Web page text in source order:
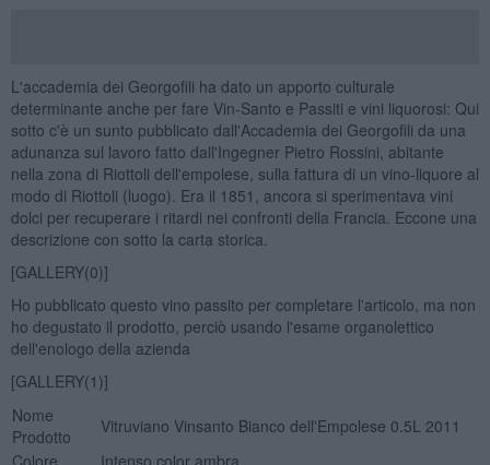
L'accademia dei Georgofili ha dato un apporto culturale
determinante anche per fare Vin-Santo e Passiti e vini liquorosi: Qui
sotto c'è un sunto pubblicato dall'Accademia dei Georgofili da una
adunanza sul lavoro fatto dall'Ingegner Pietro Rossini, abitante
nella zona di Riottoli dell'empolese, sulla fattura di un vino-liquore al
modo di Riottoli (luogo). Era il 1851, ancora si sperimentava vini
dolci per recuperare i ritardi nei confronti della Francia. Eccone una
descrizione con sotto la carta storica.
[GALLERY(0)]
Ho pubblicato questo vino passito per completare l'articolo, ma non
ho degustato il prodotto, perciò usando l'esame organolettico
dell'enologo della azienda
[GALLERY(1)]
Nome
Prodotto
Vitruviano Vinsanto Bianco dell'Empolese 0.5L 2011
Colore
Intenso color ambra.